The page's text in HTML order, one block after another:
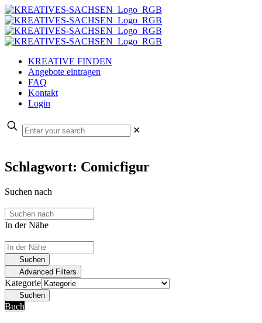
KREATIVE FINDEN
Angebote eintragen
FAQ
Kontakt
Login
✕
Schlagwort: Comicfigur
Suchen nach
In der Nähe
Suchen
Advanced Filters
Kategorie
Suchen
Buch